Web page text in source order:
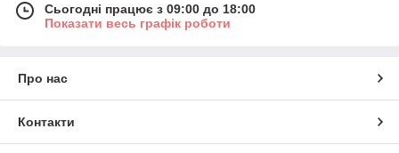
Сьогодні працює з 09:00 до 18:00
Показати весь графік роботи
Про нас
Контакти